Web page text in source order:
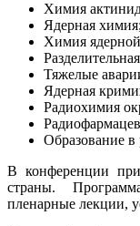
Химия
Ядерная химия;
Химия
Тяжелые
Ядерная
Радиохимия
Образование
В конференции
страны.
пленарные лекции,